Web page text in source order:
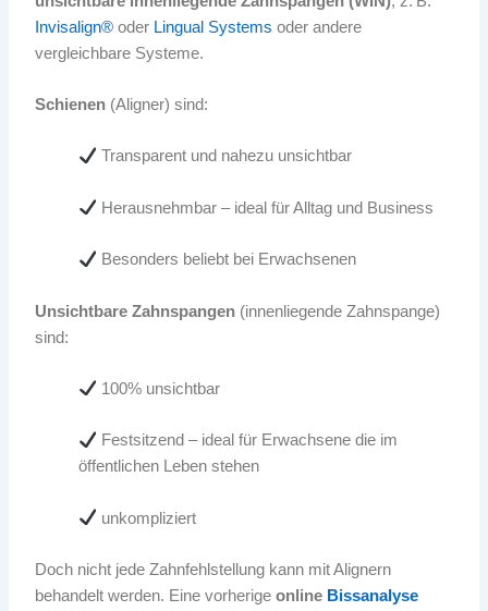
Invisalign® oder Lingual Systems oder andere
vergleichbare Systeme.
Schienen (Aligner) sind:
Transparent und nahezu unsichtbar
Herausnehmbar – ideal für Alltag und Business
Besonders beliebt bei Erwachsenen
Unsichtbare Zahnspangen (innenliegende Zahnspange)
sind:
100% unsichtbar
Festsitzend – ideal für Erwachsene die im
öffentlichen Leben stehen
unkompliziert
Doch nicht jede Zahnfehlstellung kann mit Alignern
behandelt werden. Eine vorherigeonline Bissanalyse